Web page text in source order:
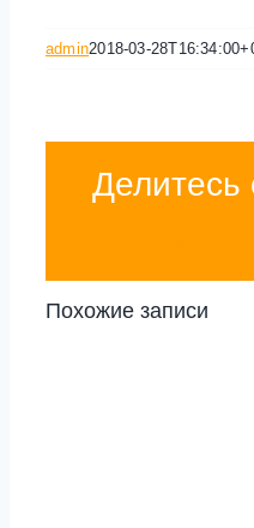
admin2018-03-
Делитесь
Похожие записи